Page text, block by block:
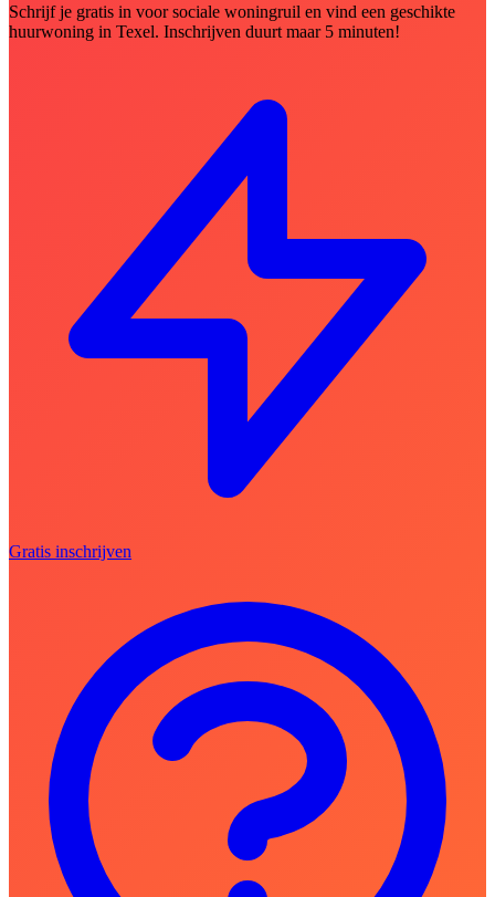
Schrijf je gratis in voor sociale woningruil en vind een geschikte
huurwoning in Texel. Inschrijven duurt maar 5 minuten!
Gratis inschrijven